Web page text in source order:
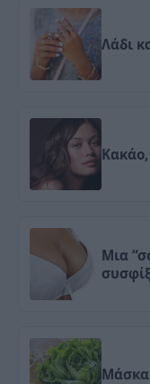
Λάδι
Μια
Μάσκα